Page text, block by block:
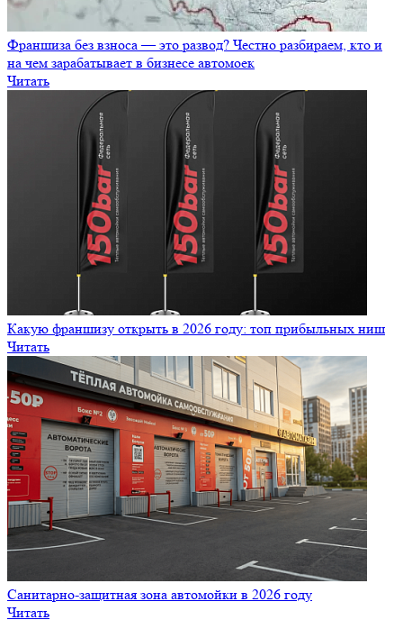
Франшиза без взноса — это развод? Честно разбираем, кто и
на чем зарабатывает в бизнесе автомоек
Читать
Какую франшизу открыть в 2026 году: топ прибыльных ниш
Читать
Санитарно‑защитная зона автомойки в 2026 году
Читать